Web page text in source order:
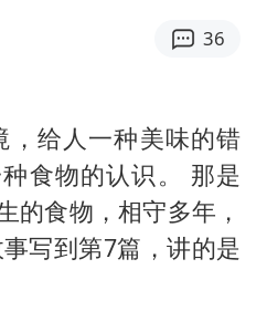
上门女婿出轨女邻居多年被判重婚罪
年小学教师减少13.19万
无缘横滨赛决赛
泰国：高度重视中国游客旅游体验
36
，给人一种美味的错
食物的认识。 那是
的食物，相守多年，
写到第7篇，讲的是